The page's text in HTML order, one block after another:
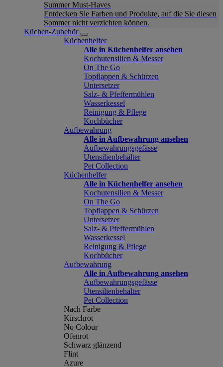
Summer Must-Haves
Entdecken Sie Farben und Produkte, auf die Sie diesen
Sommer nicht verzichten können.
Küchen-Zubehör
Küchenhelfer
Alle in Küchenhelfer ansehen
Kochutensilien & Messer
On The Go
Topflappen & Schürzen
Untersetzer
Salz- & Pfeffermühlen
Wasserkessel
Reinigung & Pflege
Kochbücher
Aufbewahrung
Alle in Aufbewahrung ansehen
Aufbewahrungsgefässe
Utensilienbehälter
Pet Collection
Küchenhelfer
Alle in Küchenhelfer ansehen
Kochutensilien & Messer
On The Go
Topflappen & Schürzen
Untersetzer
Salz- & Pfeffermühlen
Wasserkessel
Reinigung & Pflege
Kochbücher
Aufbewahrung
Alle in Aufbewahrung ansehen
Aufbewahrungsgefässe
Utensilienbehälter
Pet Collection
Nach Farbe
Kirschrot
No Colour
Ofenrot
Schwarz glänzend
Flint
Azure